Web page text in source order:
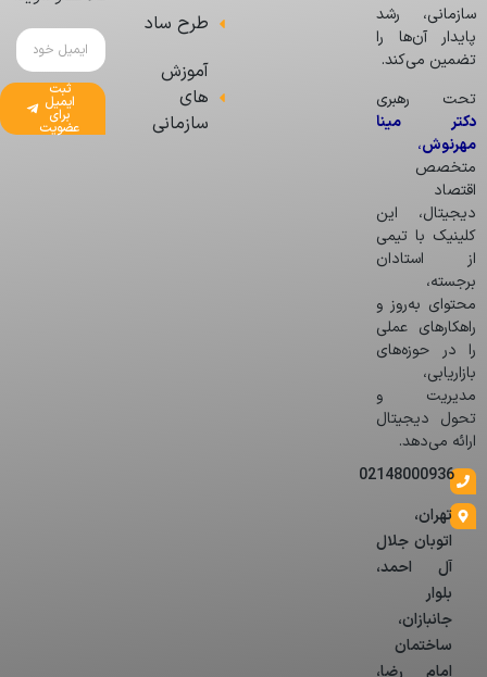
سازمانی، رشد
پایدار آن‌ها را
تضمین می‌کند.
تحت رهبری
دکتر مینا
مهرنوش،
متخصص
اقتصاد
دیجیتال، این
کلینیک با تیمی
از استادان
برجسته،
محتوای به‌روز و
راهکارهای عملی
را در حوزه‌های
بازاریابی،
مدیریت و
تحول دیجیتال
ارائه می‌دهد.
02148000936
تهران،
اتوبان جلال
آل احمد،
بلوار
جانبازان،
ساختمان
امام رضا،
طرح ساد
آموزش
های
سازمانی
ثبت
ایمیل
برای
عضویت